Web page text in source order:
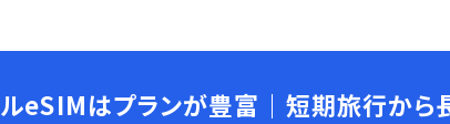
eSIMはプランが豊富｜短期旅行から